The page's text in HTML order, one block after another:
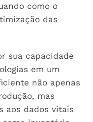
como o
das
sua capacidade
em um
não apenas
mas
aos dados vitais